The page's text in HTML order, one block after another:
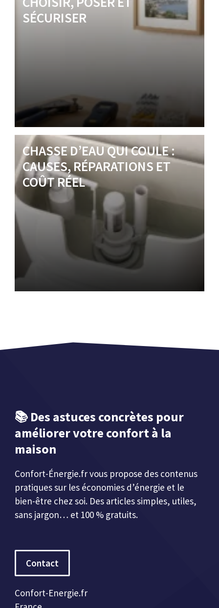
SÉCURISER
CHASSE D’EAU QUI COULE :
CAUSES, RÉPARATIONS ET
COÛT RÉEL
📚 Des astuces concrètes pour
améliorer votre confort à la
maison
Confort-Énergie.fr vous propose des contenus
pratiques sur les économies d’énergie et le
bien-être chez soi. Des articles simples, utiles,
sans jargon… et 100 % gratuits.
Contact
Confort-Energie.fr